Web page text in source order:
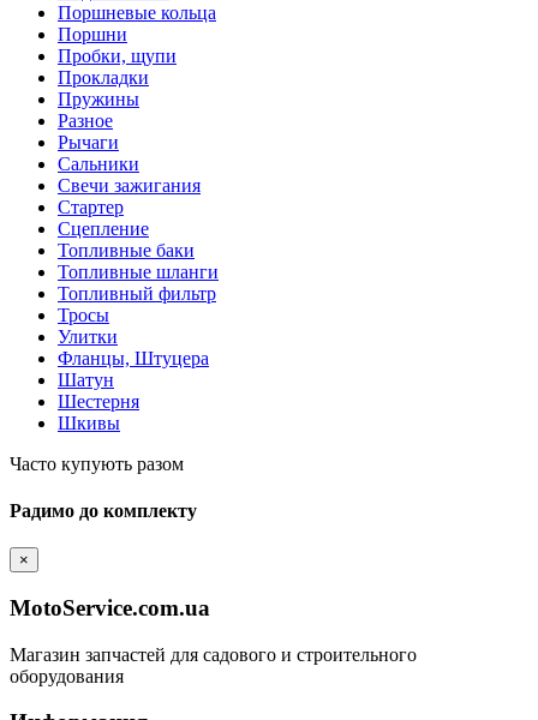
Поршневые кольца
Поршни
Пробки, щупи
Прокладки
Пружины
Разное
Рычаги
Сальники
Свечи зажигания
Стартер
Сцепление
Топливные баки
Топливные шланги
Топливный фильтр
Тросы
Улитки
Фланцы, Штуцера
Шатун
Шестерня
Шкивы
Часто купують разом
Радимо до комплекту
×
MotoService.com.ua
Магазин запчастей для садового и строительного
оборудования